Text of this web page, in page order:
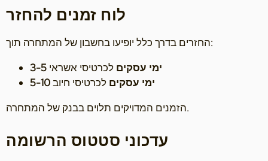
לוח זמנים להחזר
החזרים בדרך כלל יופיעו בחשבון של המתחרה תוך:
3-5 ימי עסקים לכרטיסי אשראי
5-10 ימי עסקים לכרטיסי חיוב
הזמנים המדויקים תלוים בבנק של המתחרה.
עדכוני סטטוס הרשומה